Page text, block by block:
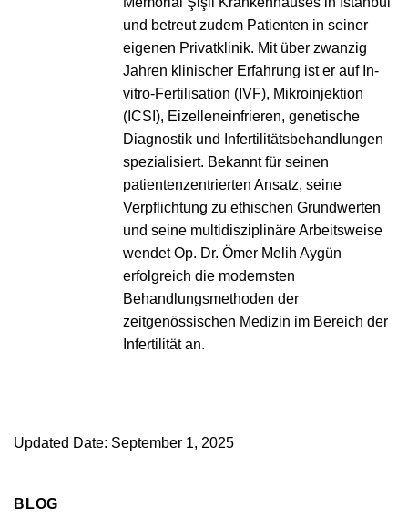
und betreut zudem Patienten in seiner
eigenen Privatklinik. Mit über zwanzig
Jahren klinischer Erfahrung ist er auf In-
vitro-Fertilisation (IVF), Mikroinjektion
(ICSI), Eizelleneinfrieren, genetische
Diagnostik und Infertilitätsbehandlungen
spezialisiert. Bekannt für seinen
patientenzentrierten Ansatz, seine
Verpflichtung zu ethischen Grundwerten
und seine multidisziplinäre Arbeitsweise
wendet Op. Dr. Ömer Melih Aygün
erfolgreich die modernsten
Behandlungsmethoden der
zeitgenössischen Medizin im Bereich der
Infertilität an.
Updated Date: September 1, 2025
BLOG